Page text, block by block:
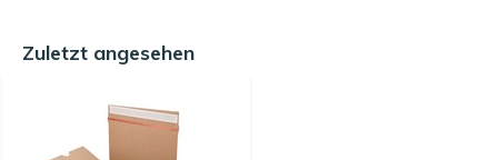
Zuletzt angesehen